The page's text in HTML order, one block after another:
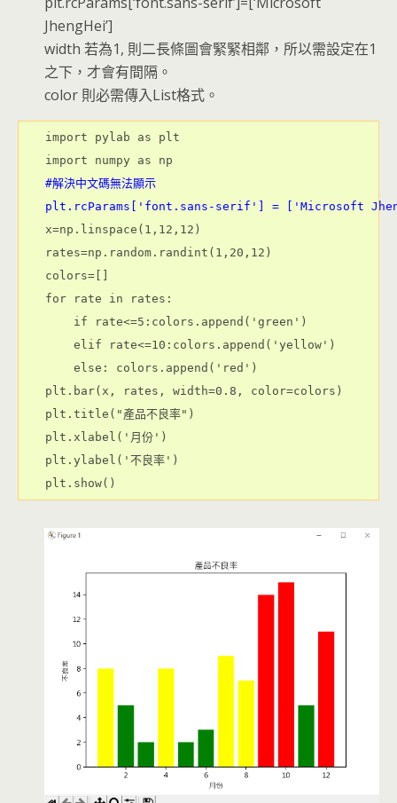
JhengHei’]
width 若為1, 則二長條圖會緊緊相鄰，所以需設定在1
之下，才會有間隔。
color 則必需傳入List格式。
import pylab as plt
#解決中文碼無法顯示
plt.rcParams['font.sans-serif'] = ['Microsoft
x=np.linspace(1,12,12)
rates=np.random.randint(1,20,12)
colors=[]
for rate in rates:
    if rate<=5:colors.append('green')
    elif rate<=10:colors.append('yellow')
    else: colors.append('red')
plt.bar(x, rates, width=0.8, color=colors)
plt.title("產品不良率")
plt.xlabel('月份')
plt.ylabel('不良率')
plt.show()